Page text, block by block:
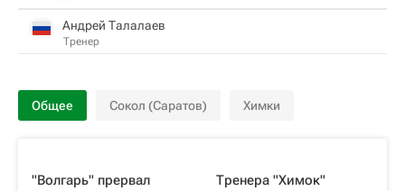
Андрей Талалаев
Тренер
Общее Сокол (Саратов) Химки
"Волгарь" прервал
Тренера "Химок"